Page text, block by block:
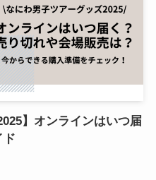
】オンラインはいつ届
ド